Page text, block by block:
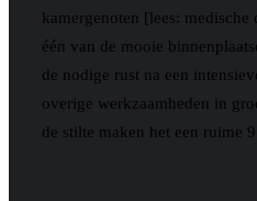
kamergenoten [lees:
één van de mooie
de nodige rust na een
overige werkzaamheden in
de stilte maken het een ruime